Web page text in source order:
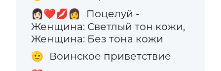
👩🏻‍❤️‍💋‍👩
Поцелуй -
Женщина: Светлый тон кожи,
Женщина: Без тона кожи
🫡 Воинское приветствие